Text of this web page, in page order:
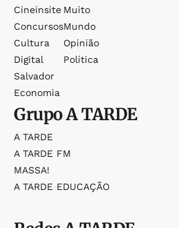
Cineinsite
Concursos
Cultura
Digital
Salvador
Economia
Muito
Mundo
Opinião
Política
GrupoA TARDE
A TARDE
A TARDE FM
MASSA!
A TARDE EDUCAÇÃO